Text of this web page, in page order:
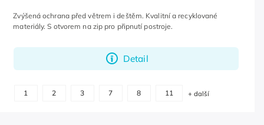
10 11 12
další
Detail
Zvýšená ochrana před větrem i deštěm. Kvalitní a recyklované
materiály. S otvorem na zip pro připnutí postroje.
1 2 3 7 8 11 + další